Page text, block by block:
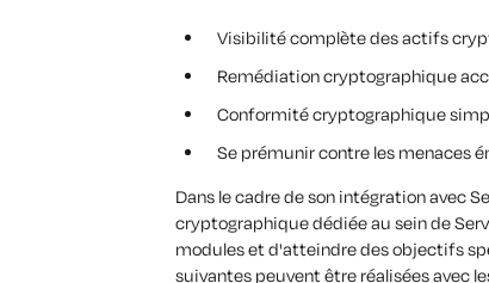
Visibilité complète des actifs
Remédiation cryptographique
Conformité cryptographique
Se prémunir contre les menaces
Dans le cadre de son intégration avec
cryptographique dédiée au sein de
modules et d'atteindre des objectifs
suivantes peuvent être réalisées avec